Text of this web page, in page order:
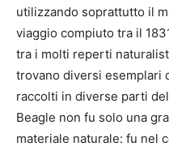
utilizzando soprattutto il
viaggio compiuto tra il
tra i molti reperti
trovano diversi esemplari
raccolti in diverse parti
Beagle non fu solo una
materiale naturale: fu nel